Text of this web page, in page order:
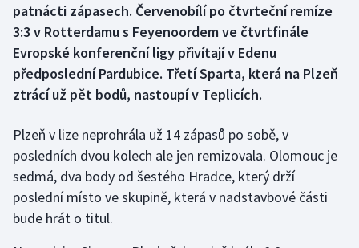
Dostihy
Florbal
Futsal
Golf
Gymnastika
Házená
patnácti zápasech. Červenobílí po čtvrteční remíze
3:3 v Rotterdamu s Feyenoordem ve čtvrtfinále
Evropské konferenční ligy přivítají v Edenu
předposlední Pardubice. Třetí Sparta, která na Plzeň
ztrácí už pět bodů, nastoupí v Teplicích.
Plzeň v lize neprohrála už 14 zápasů po sobě, v
posledních dvou kolech ale jen remizovala. Olomouc je
sedmá, dva body od šestého Hradce, který drží
poslední místo ve skupině, která v nadstavbové části
bude hrát o titul.